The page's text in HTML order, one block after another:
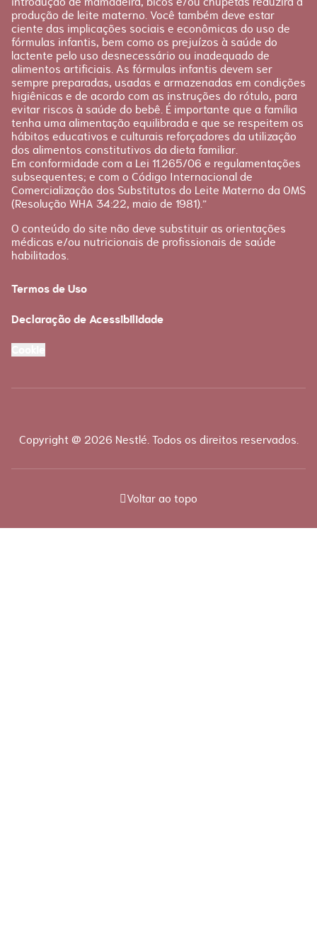
produção de leite materno. Você também deve estar
ciente das implicações sociais e econômicas do uso de
fórmulas infantis, bem como os prejuízos à saúde do
lactente pelo uso desnecessário ou inadequado de
alimentos artificiais. As fórmulas infantis devem ser
sempre preparadas, usadas e armazenadas em condições
higiênicas e de acordo com as instruções do rótulo, para
evitar riscos à saúde do bebê. É importante que a família
tenha uma alimentação equilibrada e que se respeitem os
hábitos educativos e culturais reforçadores da utilização
dos alimentos constitutivos da dieta familiar.
Em conformidade com a Lei 11.265/06 e regulamentações
subsequentes; e com o Código Internacional de
Comercialização dos Substitutos do Leite Materno da OMS
(Resolução WHA 34:22, maio de 1981).”
O conteúdo do site não deve substituir as orientações
médicas e/ou nutricionais de profissionais de saúde
habilitados.
Termos de Uso
Declaração de Acessibilidade
Cookie
Copyright @ 2026 Nestlé. Todos os direitos reservados.
Voltar ao topo